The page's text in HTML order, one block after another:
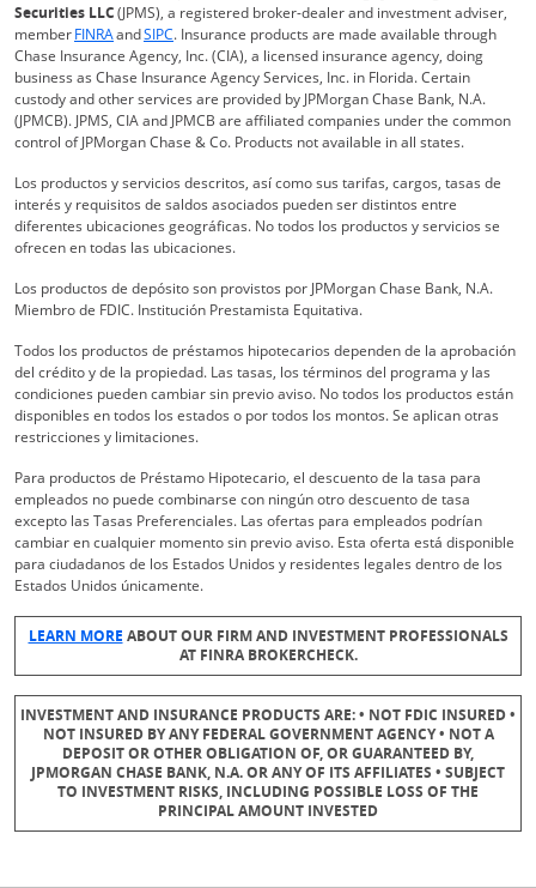
Securities LLC(JPMS), a registered broker-dealer and investment adviser,
memberFINRAAbre superposición
andSIPCAbre superposición
. Insurance products are made available through
Chase Insurance Agency, Inc. (CIA), a licensed insurance agency, doing
business as Chase Insurance Agency Services, Inc. in Florida. Certain
custody and other services are provided by JPMorgan Chase Bank, N.A.
(JPMCB). JPMS, CIA and JPMCB are affiliated companies under the common
control of JPMorgan Chase & Co. Products not available in all states.
Los productos y servicios descritos, así como sus tarifas, cargos, tasas de
interés y requisitos de saldos asociados pueden ser distintos entre
diferentes ubicaciones geográficas. No todos los productos y servicios se
ofrecen en todas las ubicaciones.
Los productos de depósito son provistos por JPMorgan Chase Bank, N.A.
Miembro de FDIC. Institución Prestamista Equitativa.
Todos los productos de préstamos hipotecarios dependen de la aprobación
del crédito y de la propiedad. Las tasas, los términos del programa y las
condiciones pueden cambiar sin previo aviso. No todos los productos están
disponibles en todos los estados o por todos los montos. Se aplican otras
restricciones y limitaciones.
Para productos de Préstamo Hipotecario, el descuento de la tasa para
empleados no puede combinarse con ningún otro descuento de tasa
excepto las Tasas Preferenciales. Las ofertas para empleados podrían
cambiar en cualquier momento sin previo aviso. Esta oferta está disponible
para ciudadanos de los Estados Unidos y residentes legales dentro de los
Estados Unidos únicamente.
LEARN MOREAbre superposición
ABOUT OUR FIRM AND INVESTMENT PROFESSIONALS
AT FINRA BROKERCHECK.
INVESTMENT AND INSURANCE PRODUCTS ARE: • NOT FDIC INSURED •
NOT INSURED BY ANY FEDERAL GOVERNMENT AGENCY • NOT A
DEPOSIT OR OTHER OBLIGATION OF, OR GUARANTEED BY,
JPMORGAN CHASE BANK, N.A. OR ANY OF ITS AFFILIATES • SUBJECT
TO INVESTMENT RISKS, INCLUDING POSSIBLE LOSS OF THE
PRINCIPAL AMOUNT INVESTED